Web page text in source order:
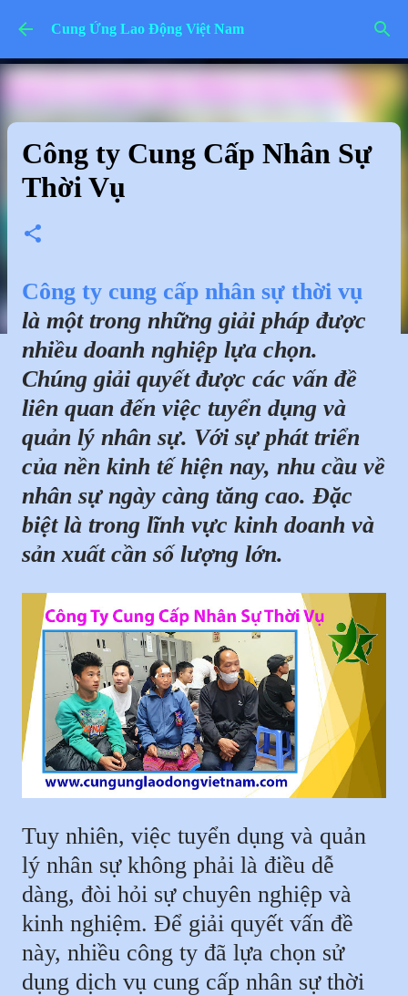
Chuyển đến nội dung chính
Cung Ứng Lao Động Việt Nam
Công ty Cung Cấp Nhân Sự
Thời Vụ
Công ty cung cấp nhân sự thời vụ
là một trong những giải pháp được
nhiều doanh nghiệp lựa chọn.
Chúng giải quyết được các vấn đề
liên quan đến việc tuyển dụng và
quản lý nhân sự. Với sự phát triển
của nền kinh tế hiện nay, nhu cầu về
nhân sự ngày càng tăng cao. Đặc
biệt là trong lĩnh vực kinh doanh và
sản xuất cần số lượng lớn.
Tuy nhiên, việc tuyển dụng và quản
lý nhân sự không phải là điều dễ
dàng, đòi hỏi sự chuyên nghiệp và
kinh nghiệm. Để giải quyết vấn đề
này, nhiều công ty đã lựa chọn sử
dụng dịch vụ cung cấp nhân sự thời